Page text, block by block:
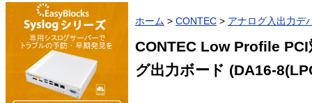
ホーム > CONTEC > アナログ入出力デ
CONTEC Low Profile
グ出力ボード (DA16-